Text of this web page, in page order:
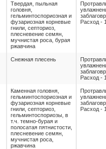
Твердая, пыльная
головня,
гельминтоспориозная и
фузариозная корневые
гнили, септориоз,
плесневение семян,
мучнистая роса, бурая
ржавчина
Расход -
Снежная плесень
Расход -
Каменная головня,
гельминтоспориозная и
фузариозная корневые
гнили, септориоз,
гельминтоспориозы, в
т.ч. темно-бурая и
полосатая пятнистости,
плесневение семян,
мучнистая роса,
ржавчина
Расход -